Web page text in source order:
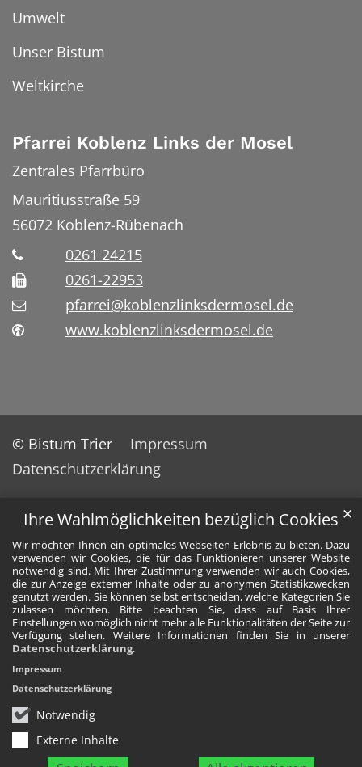
Ihre Wahlmöglichkeiten bezüglich Cookies
Wir möchten Ihnen ein optimales Webseiten-Erlebnis zu bieten. Dazu
verwenden wir Cookies, die für das Funktionieren unserer Website
notwendig sind. Mit Ihrer Zustimmung verwenden wir auch Cookies,
die zur Anzeige externer Inhalte oder zu anonymen Statistikzwecken
genutzt werden. Sie können selbst entscheiden, welche Kategorien Sie
zulassen möchten. Bitte beachten Sie, dass auf Basis Ihrer
Einstellungen womöglich nicht mehr alle Funktionalitäten der Seite zur
Verfügung stehen. Weitere Informationen finden Sie in unserer
Datenschutzerklärung.
Notwendig
Externe Inhalte
✕
Impressum
Datenschutzerklärung
Umwelt
Unser Bistum
Weltkirche
Pfarrei Koblenz Links der Mosel
Zentrales Pfarrbüro
Mauritiusstraße 59
56072 Koblenz-Rübenach
0261 24215
0261-22953
pfarrei@koblenzlinksdermosel.de
www.koblenzlinksdermosel.de
© Bistum Trier
Impressum
Datenschutzerklärung